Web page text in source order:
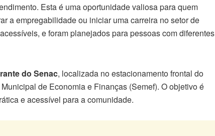
Esta é uma oportunidade valiosa para quem
a empregabilidade ou iniciar uma carreira no setor de
e foram planejados para pessoas com diferentes
do Senac, localizada no estacionamento frontal do
de Economia e Finanças (Semef). O objetivo é
e acessível para a comunidade.